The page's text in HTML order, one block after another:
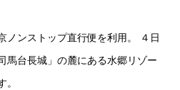
ンストップ直行便を利用。 ４日
馬台長城」の麓にある水郷リゾー
。